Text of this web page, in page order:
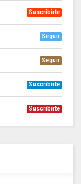
Suscribirte
Seguir
Seguir
Suscribirte
Suscribirte